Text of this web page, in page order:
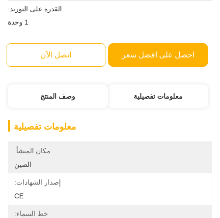
القدرة على التوريد:
احصل على افضل سعر اتصل الآن
معلومات تفصيلية وصف المنتج
معلومات تفصيلية
مكان المنشأ:
الصين
إصدار الشهادات:
CE
خط السماء: